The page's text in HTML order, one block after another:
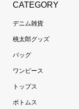
CATEGORY
デニム雑貨
桃太郎グッズ
バッグ
ワンピース
トップス
ボトムス